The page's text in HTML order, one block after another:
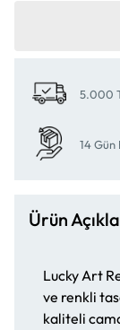
5.000
14 Gün
Ürün
Lucky Art
ve renkli
kaliteli